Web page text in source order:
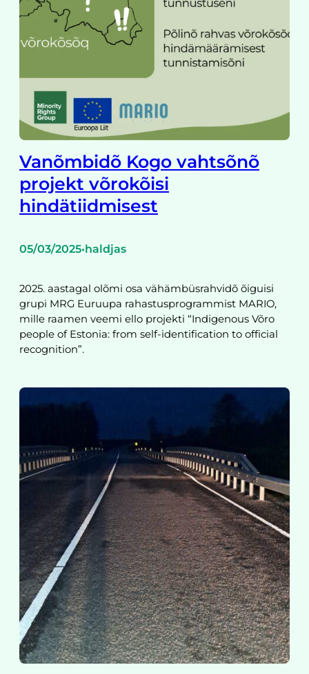
Vanõmbidõ Kogo vahtsõnõ
projekt võrokõisi
hindätiidmisest
05/03/2025•haldjas
2025. aastagal olõmi osa vähämbüsrahvidõ õiguisi
grupi MRG Euruupa rahastusprogrammist MARIO,
mille raamen veemi ello projekti “Indigenous Võro
people of Estonia: from self-identification to official
recognition”.